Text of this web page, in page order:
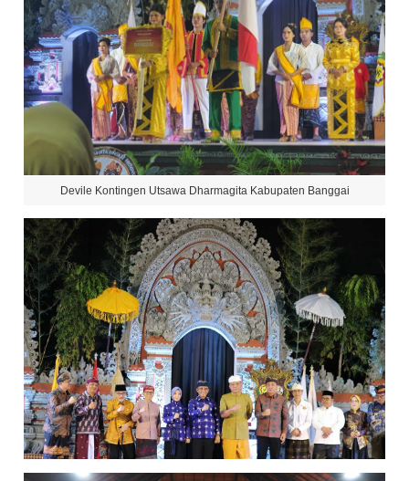
Devile Kontingen Utsawa Dharmagita Kabupaten Banggai